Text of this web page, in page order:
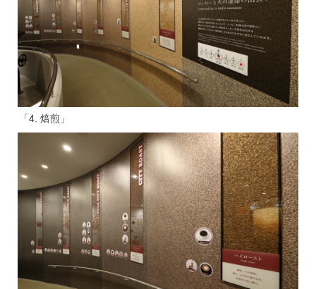
「4. 焙煎」